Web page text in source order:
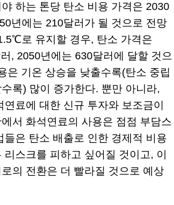
하는 톤당 탄소 비용 가격은 2030
년에는 210달러가 될 것으로 전망
로 유지할 경우, 탄소 가격은
, 2050년에는 630달러에 달할 것으
은 기온 상승을 낮출수록(탄소 중립
록) 많이 증가한다. 뿐만 아니라,
료에 대한 신규 투자와 보조금이
서 화석연료의 사용은 점점 부담스
들은 탄소 배출로 인한 경제적 비용
스크를 피하고 싶어질 것이고, 이
의 전환은 더 빨라질 것으로 예상